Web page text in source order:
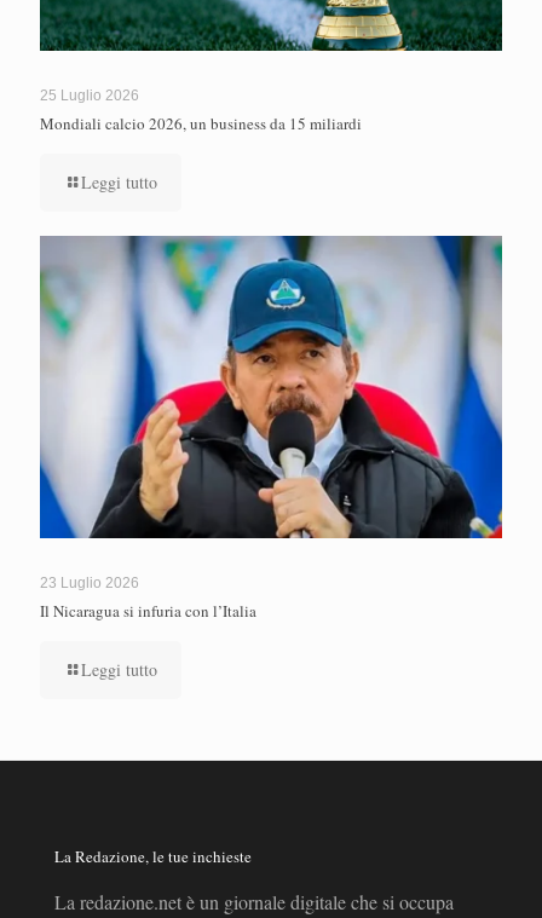
25 Luglio 2026
Mondiali calcio 2026, un business da 15 miliardi
Leggi tutto
23 Luglio 2026
Il Nicaragua si infuria con l’Italia
Leggi tutto
La Redazione, le tue inchieste
La redazione.net è un giornale digitale che si occupa